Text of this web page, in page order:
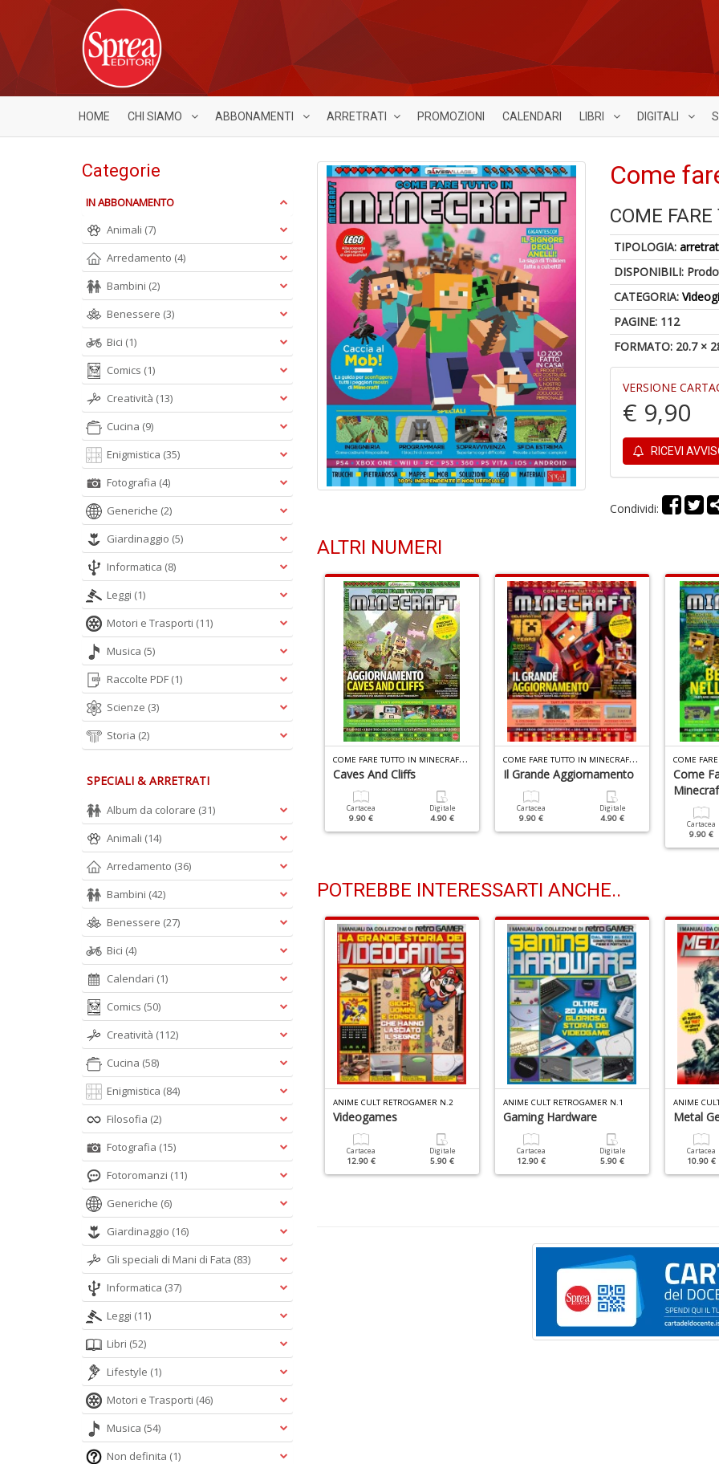
HOME CHI SIAMO ABBONAMENTI ARRETRATI PROMOZIONI CALENDARI LIBRI DIGITALI
Come
COME
TIPOLOGIA:
DISPONIBILI:
CATEGORIA:
PAGINE: 112
FORMATO: 20.7 ×
VERSIONE
€ 9,90
RICEVI
Condividi:
ALTRI NUMERI
Fare Tutto In
Digitale
4.90 €
Come Fare Tutto In
Minecraft
Cartacea Digitale
4.90 €
C
OME FARE TUTTO IN MINECRAFT N.22
Caves And Cliffs
Cartacea
9.90 €
Digitale
4.90 €
C
OME FARE TUTTO IN MINECRAFT N.21
Il Grande Aggiornamento
Cartacea
9.90 €
Digitale
4.90 €
Come
Cartacea
9.90 €
POTREBBE INTERESSARTI ANCHE..
GAMER SPECIALE N.2
Digitale
5.90 €
PC GIOCHI SPECIALE N.1
9.90 €
Digitale
4.90 €
ANIME CULT RETROGAMER N.2
Videogames
Cartacea
12.90 €
Digitale
5.90 €
ANIME CULT RETROGAMER N.1
Gaming Hardware
Cartacea
12.90 €
Digitale
5.90 €
ANIME
Metal
Cartacea
10.90 €
Categorie
IN ABBONAMENTO
Animali (7)
Arredamento (4)
Bambini (2)
Benessere (3)
Bici (1)
Comics (1)
Creatività (13)
Cucina (9)
Enigmistica (35)
Fotografia (4)
Generiche (2)
Giardinaggio (5)
Informatica (8)
Leggi (1)
Motori e Trasporti (11)
Musica (5)
Raccolte PDF (1)
Scienze (3)
Storia (2)
SPECIALI & ARRETRATI
Album da colorare (31)
Animali (14)
Arredamento (36)
Bambini (42)
Benessere (27)
Bici (4)
Calendari (1)
Comics (50)
Creatività (112)
Cucina (58)
Enigmistica (84)
Filosofia (2)
Fotografia (15)
Fotoromanzi (11)
Generiche (6)
Giardinaggio (16)
Gli speciali di Mani di Fata (83)
Informatica (37)
Leggi (11)
Libri (52)
Lifestyle (1)
Motori e Trasporti (46)
Musica (54)
Non definita (1)